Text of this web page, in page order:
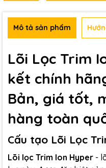
Mô tả sản phẩm
Lõi Lọc Trim
kết chính
Bản, giá tốt,
hàng toàn
Cấu tạo Lõi Lọc
Lõi lọc Trim Ion Hyper -